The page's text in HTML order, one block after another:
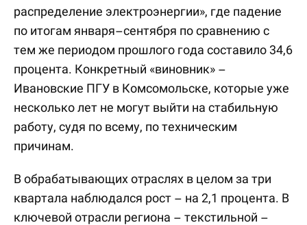
распределение электроэнергии», где падение
по итогам января–сентября по сравнению с
тем же периодом прошлого года составило 34,6
процента. Конкретный «виновник» –
Ивановские ПГУ в Комсомольске, которые уже
несколько лет не могут выйти на стабильную
работу, судя по всему, по техническим
причинам.
В обрабатывающих отраслях в целом за три
квартала наблюдался рост – на 2,1 процента. В
ключевой отрасли региона – текстильной –